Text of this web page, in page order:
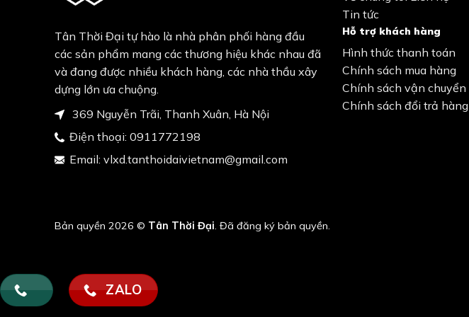
Tân Thời Đại tự hào là nhà phân phối hàng đầu
các sản phẩm mang các thương hiệu khác nhau đã
và đang được nhiều khách hàng, các nhà thầu xây
dựng lớn ưa chuộng.
369 Nguyễn Trãi, Thanh Xuân, Hà Nội
Điện thoại: 0911772198
Email: vlxd.tanthoidaivietnam@gmail.com
Tin tức
Hỗ trợ khách hàng
Hình thức thanh toán
Chính sách mua hàng
Chính sách vận chuyển
Chính sách đổi trả hàng
Bản quyền 2026 © Tân Thời Đại. Đã đăng ký bản quyền.
ZALO